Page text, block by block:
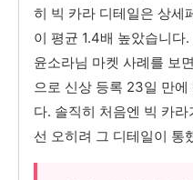
히 빅 카라 디테일은 상세
이 평균 1.4배 높았습니다
윤소라님 마켓 사례를 보
으로 신상 등록 23일 만
다. 솔직히 처음엔 빅 카
선 오히려 그 디테일이 통